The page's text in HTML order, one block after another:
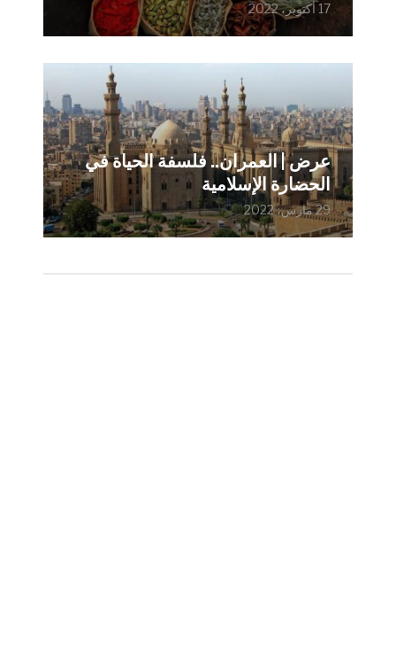
17 أكتوبر، 2022
عرض | العمران.. فلسفة الحياة في
الحضارة الإسلامية
29 مارس، 2022